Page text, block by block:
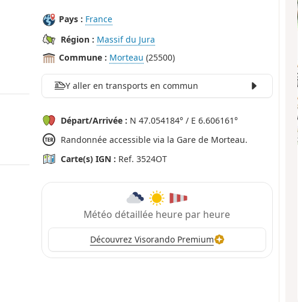
Pays : France
Région : Massif du Jura
Commune : Morteau (25500)
Y aller en transports en commun
Départ/Arrivée : N 47.054184° / E 6.606161°
Randonnée accessible via la Gare de Morteau.
Carte(s) IGN : Ref. 3524OT
Météo détaillée heure par heure
Découvrez Visorando Premium